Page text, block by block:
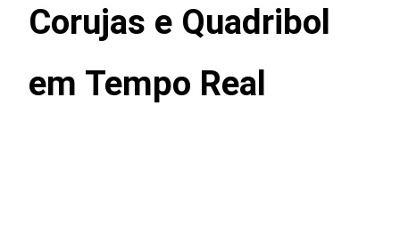
Corujas e Quadribol
em Tempo Real